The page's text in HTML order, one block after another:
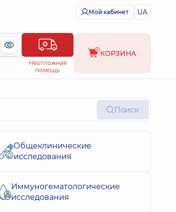
Мой кабинет UA
Неотложная
помощь
КОРЗИНА
Поиск
Общеклинические
исследования
Иммуногематологические
исследования